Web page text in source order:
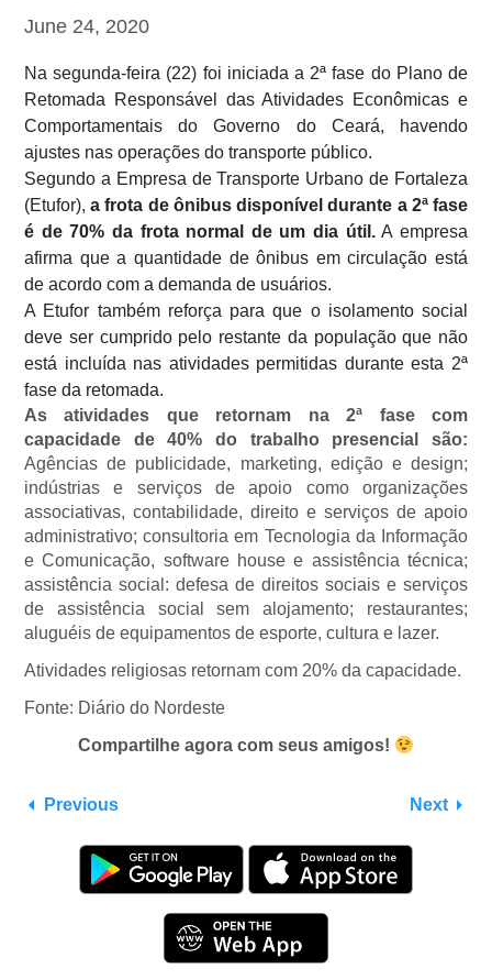
June 24, 2020
Na segunda-feira (22) foi iniciada a 2ª fase do Plano de
Retomada Responsável das Atividades Econômicas e
Comportamentais do Governo do Ceará, havendo
ajustes nas operações do transporte público.
Segundo a Empresa de Transporte Urbano de Fortaleza
(Etufor),a frota de ônibus disponível durante a 2ª fase
é de 70% da frota normal de um dia útil.A empresa
afirma que a quantidade de ônibus em circulação está
de acordo com a demanda de usuários.
A Etufor também reforça para que o isolamento social
deve ser cumprido pelo restante da população que não
está incluída nas atividades permitidas durante esta 2ª
fase da retomada.
As atividades que retornam na 2ª fase com
capacidade de 40% do trabalho presencial são:
Agências de publicidade, marketing, edição e design;
indústrias e serviços de apoio como organizações
associativas, contabilidade, direito e serviços de apoio
administrativo; consultoria em Tecnologia da Informação
e Comunicação, software house e assistência técnica;
assistência social: defesa de direitos sociais e serviços
de assistência social sem alojamento; restaurantes;
aluguéis de equipamentos de esporte, cultura e lazer.
Atividades religiosas retornam com 20% da capacidade.
Fonte: Diário do Nordeste
Compartilhe agora com seus amigos!
Previous Next